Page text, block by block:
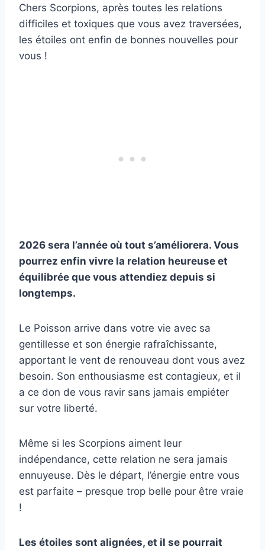
Chers Scorpions, après toutes les relations
difficiles et toxiques que vous avez traversées,
les étoiles ont enfin de bonnes nouvelles pour
vous !
2026 sera l’année où tout s’améliorera. Vous
pourrez enfin vivre la relation heureuse et
équilibrée que vous attendiez depuis si
longtemps.
Le Poisson arrive dans votre vie avec sa
gentillesse et son énergie rafraîchissante,
apportant le vent de renouveau dont vous avez
besoin. Son enthousiasme est contagieux, et il
a ce don de vous ravir sans jamais empiéter
sur votre liberté.
Même si les Scorpions aiment leur
indépendance, cette relation ne sera jamais
ennuyeuse. Dès le départ, l’énergie entre vous
est parfaite – presque trop belle pour être vraie
!
Les étoiles sont alignées, et il se pourrait